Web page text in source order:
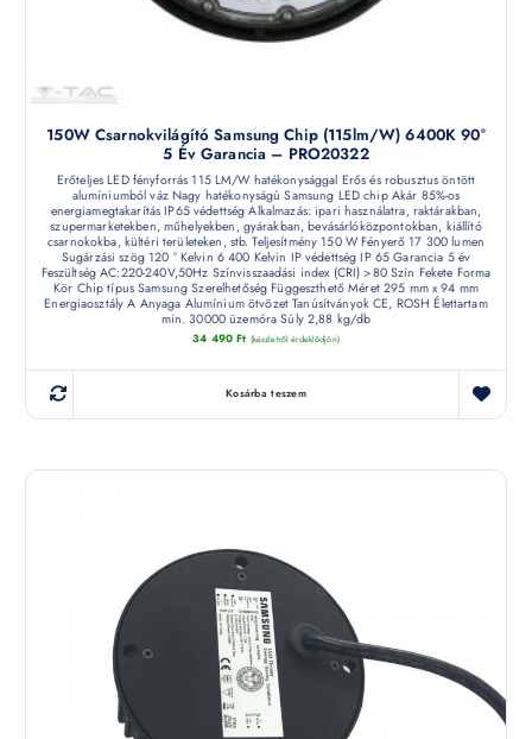
150W Csarnokvilágító Samsung Chip (115lm/W) 6400K 90°
5 Év Garancia – PRO20322
Erőteljes LED fényforrás 115 LM/W hatékonysággal Erős és robusztus öntött
alumíniumból váz Nagy hatékonyságú Samsung LED chip Akár 85%-os
energiamegtakarítás IP65 védettség Alkalmazás: ipari használatra, raktárakban,
szupermarketekben, műhelyekben, gyárakban, bevásárlóközpontokban, kiállító
csarnokokba, kültéri területeken, stb. Teljesítmény 150 W Fényerő 17 300 lumen
Sugárzási szög 120 ° Kelvin 6 400 Kelvin IP védettség IP 65 Garancia 5 év
Feszültség AC:220-240V,50Hz Színvisszaadási index (CRI) >80 Szín Fekete Forma
Kör Chip típus Samsung Szerelhetőség Függeszthető Méret 295 mm x 94 mm
Energiaosztály A Anyaga Alumínium ötvözet Tanúsítványok CE, ROSH Élettartam
min. 30000 üzemóra Súly 2,88 kg/db
34 490Ft (készletről érdeklődjön)
Kosárba teszem